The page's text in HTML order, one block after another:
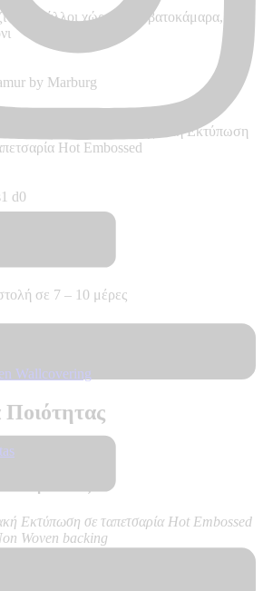
και άλλοι χώροι, Κρεβατοκάμαρα,
by Marburg
Vlies – Non Woven, Ψηφιακή Εκτύπωση
Hot Embossed
d0
σε 7 – 10 μέρες
Ποιότητας
Προϊόντος:
Εκτύπωση σε ταπετσαρία Hot Embossed
Woven backing